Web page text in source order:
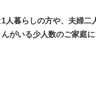
1人暮らしの方や、夫婦二
がいる少人数のご家庭